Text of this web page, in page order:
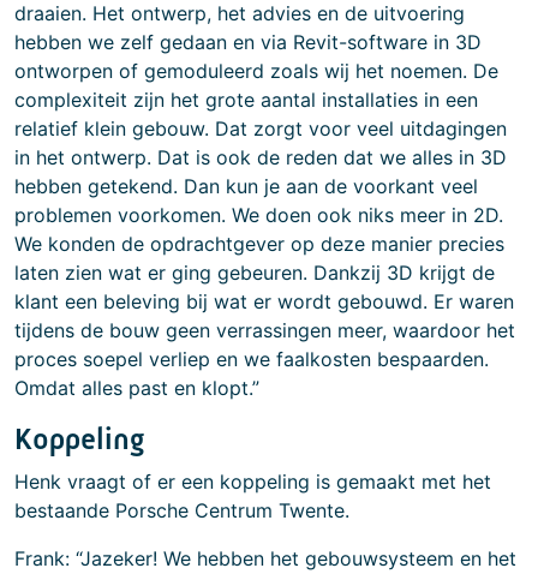
draaien. Het ontwerp, het advies en de uitvoering
hebben we zelf gedaan en via Revit-software in 3D
ontworpen of gemoduleerd zoals wij het noemen. De
complexiteit zijn het grote aantal installaties in een
relatief klein gebouw. Dat zorgt voor veel uitdagingen
in het ontwerp. Dat is ook de reden dat we alles in 3D
hebben getekend. Dan kun je aan de voorkant veel
problemen voorkomen. We doen ook niks meer in 2D.
We konden de opdrachtgever op deze manier precies
laten zien wat er ging gebeuren. Dankzij 3D krijgt de
klant een beleving bij wat er wordt gebouwd. Er waren
tijdens de bouw geen verrassingen meer, waardoor het
proces soepel verliep en we faalkosten bespaarden.
Omdat alles past en klopt.”
Koppeling
Henk vraagt of er een koppeling is gemaakt met het
bestaande Porsche Centrum Twente.
Frank: “Jazeker! We hebben het gebouwsysteem en het